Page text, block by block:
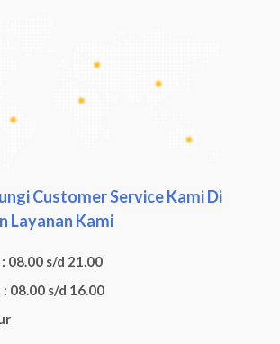
Customer Service Kami Di
Layanan Kami
08.00 s/d 21.00
08.00 s/d 16.00